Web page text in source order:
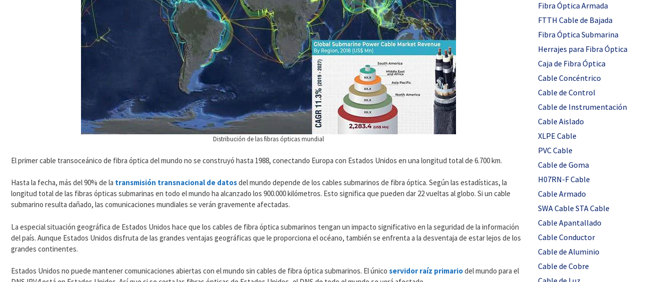
Distribución de las fibras ópticas mundial
El primer cable transoceánico de fibra óptica del mundo no se construyó hasta 1988, conectando Europa con Estados Unidos en una longitud total de 6.700 km.
Hasta la fecha, más del 90% de la transmisión transnacional de datosdel mundo depende de los cables submarinos de fibra óptica. Según las estadísticas, la
longitud total de las fibras ópticas submarinas en todo el mundo ha alcanzado los 900.000 kilómetros. Esto significa que pueden dar 22 vueltas al globo. Si un cable
submarino resulta dañado, las comunicaciones mundiales se verán gravemente afectadas.
La especial situación geográfica de Estados Unidos hace que los cables de fibra óptica submarinos tengan un impacto significativo en la seguridad de la información
del país. Aunque Estados Unidos disfruta de las grandes ventajas geográficas que le proporciona el océano, también se enfrenta a la desventaja de estar lejos de los
grandes continentes.
Estados Unidos no puede mantener comunicaciones abiertas con el mundo sin cables de fibra óptica submarinos. El único servidor raíz primariodel mundo para el
Fibra Óptica Armada
FTTH Cable de Bajada
Fibra Óptica Submarina
Herrajes para Fibra Óptica
Caja de Fibra Óptica
Cable Concéntrico
Cable de Control
Cable de Instrumentación
Cable Aislado
XLPE Cable
PVC Cable
Cable de Goma
H07RN-F Cable
Cable Armado
SWA Cable STA Cable
Cable Apantallado
Cable Conductor
Cable de Aluminio
Cable de Cobre